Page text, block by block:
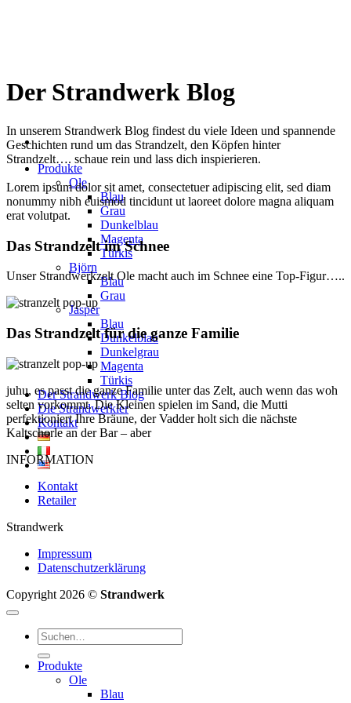
Produkte
Ole
Blau
Grau
Dunkelblau
Magenta
Türkis
Björn
Blau
Grau
Jasper
Blau
Dunkelblau
Dunkelgrau
Magenta
Türkis
Der Strandwerk Blog
Die Strandwerkler
Kontakt
Der Strandwerk Blog
In unserem Strandwerk Blog findest du viele Ideen und spannende
Geschichten rund um das Strandzelt, den Köpfen hinter
Strandzelt…. schaue rein und lass dich inspierieren.
Lorem ipsum dolor sit amet, consectetuer adipiscing elit, sed diam
nonummy nibh euismod tincidunt ut laoreet dolore magna aliquam
erat volutpat.
Das Strandzelt im Schnee
Unser Strandwerkzelt Ole macht auch im Schnee eine Top-Figur…..
Das Strandzelt für die ganze Familie
juhu, es passt die ganze Familie unter das Zelt, auch wenn das woh
selten vorkommt. Die Kleinen spielen im Sand, die Mutti
perfektioniert Ihre Bräune, der Vadder holt sich die nächste
Kaltschorle an der Bar – aber
INFORMATION
Kontakt
Retailer
Strandwerk
Impressum
Datenschutzerklärung
Copyright 2026 © Strandwerk
Suchen
nach:
Produkte
Ole
Blau